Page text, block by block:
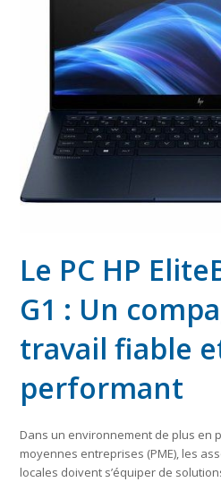
Le PC HP
G1 : Un
travail fiable
performant
Dans un environnement de plus en
moyennes entreprises (PME), les
locales doivent s’équiper de